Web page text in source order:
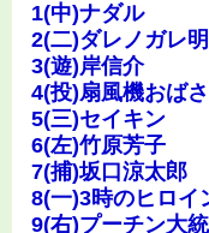
1(中)ナダル
2(二)ダレノガレ
3(遊)岸信介
4(投)扇風機おば
5(三)セイキン
6(左)竹原芳子
7(捕)坂口涼太郎
8(一)3時のヒロイ
9(右)プーチン大